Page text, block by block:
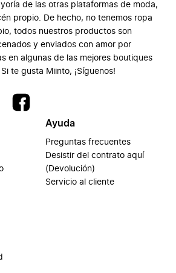
de las otras plataformas de moda,
propio. De hecho, no tenemos ropa
todos nuestros productos son
y enviados con amor por
en algunas de las mejores boutiques
te gusta Miinto, ¡Síguenos!
Ayuda
Preguntas frecuentes
Desistir del contrato aquí
(Devolución)
Servicio al cliente